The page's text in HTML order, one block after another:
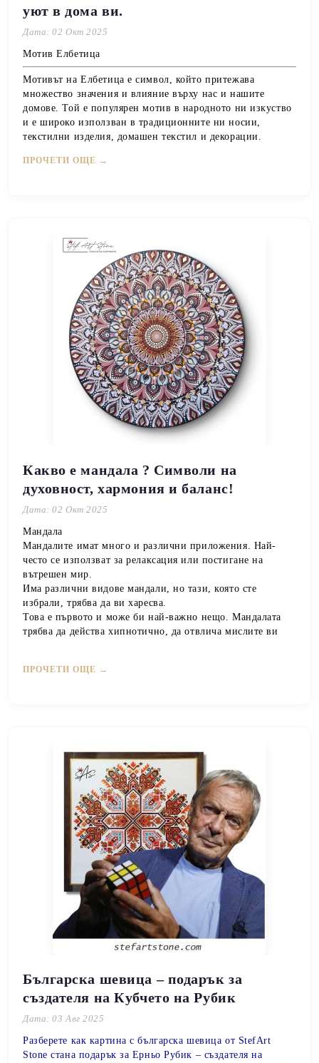
уют в дома ви.
Дата: 02 Окт 2025
Мотив Елбетица
Мотивът наЕлбетица е символ, който притежава
множество значения и влияние върху нас и нашите
домове. Той е популярен мотив в народното ни изкуство
и е широко използван в традиционните ни носии,
текстилни изделия, домашен текстил и декорации.
ПРОЧЕТИ ОЩЕ →
Какво е мандала ? Символи на
духовност, хармония и баланс!
Дата: 02 Окт 2025
Мандала
Мандалите имат много и различни приложения. Най-
често се използват за релаксация или постигане на
вътрешен мир.
Има различни видове мандали, но тази, която сте
избрали, трябва да ви харесва.
Това е първото и може би най-важно нещо. Мандалата
трябва да действа хипнотично, да отвлича мислите ви
ПРОЧЕТИ ОЩЕ →
Българска шевица – подарък за
създателя на Кубчето на Рубик
Дата: 03 Авг 2025
Разберете как картина с българска шевица от StefArt
Stone стана подарък за Ерньо Рубик – създателя на